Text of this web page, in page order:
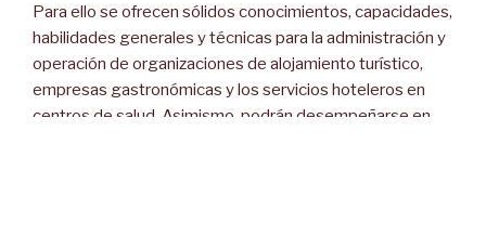
Para ello se ofrecen sólidos conocimientos, capacidades,
habilidades generales y técnicas para la administración y
operación de organizaciones de alojamiento turístico,
empresas gastronómicas y los servicios hoteleros en
centros de salud. Asimismo, podrán desempeñarse en